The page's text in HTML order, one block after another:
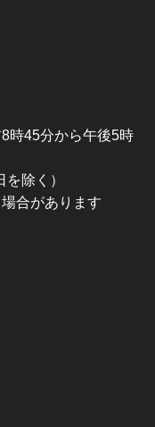
時45分から午後5時
除く）
合があります